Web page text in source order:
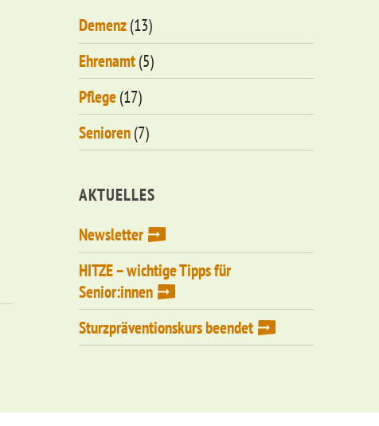
Demenz(13)
Ehrenamt(5)
Pflege(17)
Senioren(7)
AKTUELLES
Newsletter
HITZE – wichtige Tipps für
Senior:innen
Sturzpräventionskurs beendet